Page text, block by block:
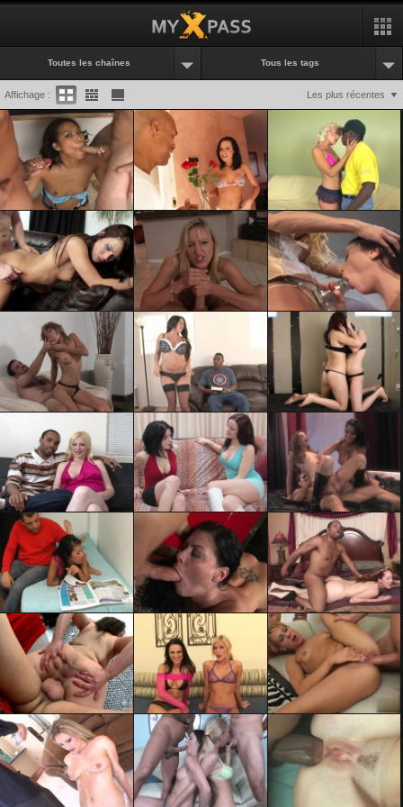
Toutes les chaînes Tous les tags
Les plus récentes
Affichage :